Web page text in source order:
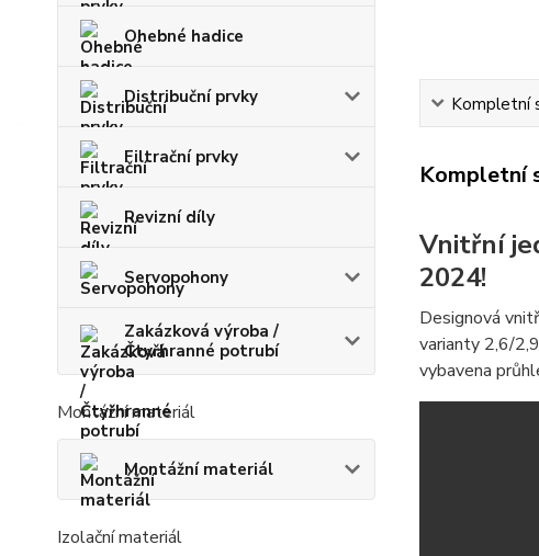
Ohebné hadice
Distribuční prvky
Filtrační prvky
Revizní díly
Servopohony
Zakázková výroba /
Čtyřhranné potrubí
Montážní materiál
Montážní materiál
Izolační materiál
Kompletní
Kompletní
Vnitřní
2024!
Designová
varianty 2,6/
vybavena